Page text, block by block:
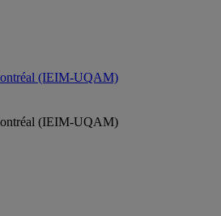
(IEIM-UQAM)
(IEIM-UQAM)